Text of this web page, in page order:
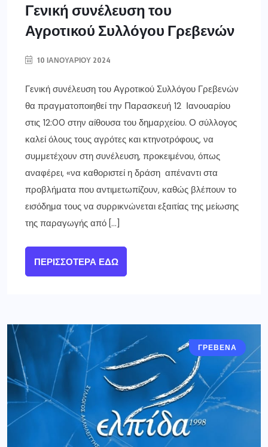
Γενική συνέλευση του
Αγροτικού Συλλόγου Γρεβενών
10 ΙΑΝΟΥΑΡΊΟΥ 2024
Γενική συνέλευση του Αγροτικού Συλλόγου Γρεβενών
θα πραγματοποιηθεί την Παρασκευή 12 Ιανουαρίου
στις 12:00 στην αίθουσα του δημαρχείου. Ο σύλλογος
καλεί όλους τους αγρότες και κτηνοτρόφους, να
συμμετέχουν στη συνέλευση, προκειμένου, όπως
αναφέρει, «να καθοριστεί η δράση απέναντι στα
προβλήματα που αντιμετωπίζουν, καθώς βλέπουν το
εισόδημα τους να συρρικνώνεται εξαιτίας της μείωσης
της παραγωγής από […]
ΠΕΡΙΣΣΌΤΕΡΑ ΕΔΏ
ΓΡΕΒΕΝΑ